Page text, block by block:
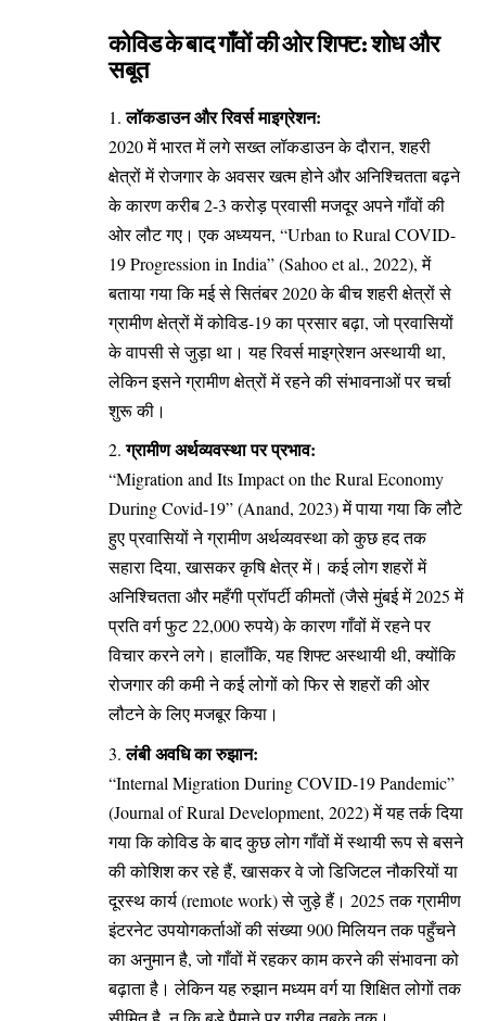
कोविड के बाद गाँवों की ओर शिफ्ट: शोध और
सबूत
लॉकडाउन और रिवर्स माइग्रेशन:
2020 में भारत में लगे सख्त लॉकडाउन के दौरान, शहरी
क्षेत्रों में रोजगार के अवसर खत्म होने और अनिश्चितता बढ़ने
के कारण करीब 2-3 करोड़ प्रवासी मजदूर अपने गाँवों की
ओर लौट गए। एक अध्ययन, “Urban to Rural COVID-
19 Progression in India” (Sahoo et al., 2022), में
बताया गया कि मई से सितंबर 2020 के बीच शहरी क्षेत्रों से
ग्रामीण क्षेत्रों में कोविड-19 का प्रसार बढ़ा, जो प्रवासियों
के वापसी से जुड़ा था। यह रिवर्स माइग्रेशन अस्थायी था,
लेकिन इसने ग्रामीण क्षेत्रों में रहने की संभावनाओं पर चर्चा
शुरू की।
ग्रामीण अर्थव्यवस्था पर प्रभाव:
“Migration and Its Impact on the Rural Economy
During Covid-19” (Anand, 2023) में पाया गया कि लौटे
हुए प्रवासियों ने ग्रामीण अर्थव्यवस्था को कुछ हद तक
सहारा दिया, खासकर कृषि क्षेत्र में। कई लोग शहरों में
अनिश्चितता और महँगी प्रॉपर्टी कीमतों (जैसे मुंबई में 2025 में
प्रति वर्ग फुट 22,000 रुपये) के कारण गाँवों में रहने पर
विचार करने लगे। हालाँकि, यह शिफ्ट अस्थायी थी, क्योंकि
रोजगार की कमी ने कई लोगों को फिर से शहरों की ओर
लौटने के लिए मजबूर किया।
लंबी अवधि का रुझान:
“Internal Migration During COVID-19 Pandemic”
(Journal of Rural Development, 2022) में यह तर्क दिया
गया कि कोविड के बाद कुछ लोग गाँवों में स्थायी रूप से बसने
की कोशिश कर रहे हैं, खासकर वे जो डिजिटल नौकरियों या
दूरस्थ कार्य (remote work) से जुड़े हैं। 2025 तक ग्रामीण
इंटरनेट उपयोगकर्ताओं की संख्या 900 मिलियन तक पहुँचने
का अनुमान है, जो गाँवों में रहकर काम करने की संभावना को
बढ़ाता है। लेकिन यह रुझान मध्यम वर्ग या शिक्षित लोगों तक